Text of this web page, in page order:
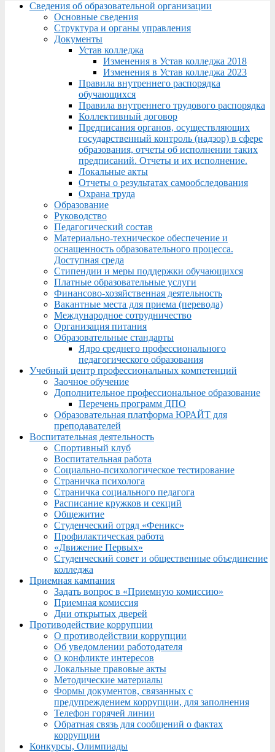
Menu
Сведения об образовательной организации
Основные сведения
Структура и органы управления
Документы
Устав колледжа
Изменения в Устав колледжа 2018
Изменения в Устав колледжа 2023
Правила внутреннего распорядка
обучающихся
Правила внутреннего трудового распорядка
Коллективный договор
Предписания органов, осуществляющих
государственный контроль (надзор) в сфере
образования, отчеты об исполнении таких
предписаний. Отчеты и их исполнение.
Локальные акты
Отчеты о результатах самообследования
Охрана труда
Образование
Руководство
Педагогический состав
Материально-техническое обеспечение и
оснащенность образовательного процесса.
Доступная среда
Стипендии и меры поддержки обучающихся
Платные образовательные услуги
Финансово-хозяйственная деятельность
Вакантные места для приема (перевода)
Международное сотрудничество
Организация питания
Образовательные стандарты
Ядро среднего профессионального
педагогического образования
Учебный центр профессиональных компетенций
Заочное обучение
Дополнительное профессиональное образование
Перечень программ ДПО
Образовательная платформа ЮРАЙТ для
преподавателей
Воспитательная деятельность
Спортивный клуб
Воспитательная работа
Социально-психологическое тестирование
Страничка психолога
Страничка социального педагога
Расписание кружков и секций
Общежитие
Студенческий отряд «Феникс»
Профилактическая работа
«Движение Первых»
Студенческий совет и общественные объединение
колледжа
Приемная кампания
Задать вопрос в «Приемную комиссию»
Приемная комиссия
Дни открытых дверей
Противодействие коррупции
О противодействии коррупции
Об уведомлении работодателя
О конфликте интересов
Локальные правовые акты
Методические материалы
Формы документов, связанных с
предупреждением коррупции, для заполнения
Телефон горячей линии
Обратная связь для сообщений о фактах
коррупции
Конкурсы, Олимпиады